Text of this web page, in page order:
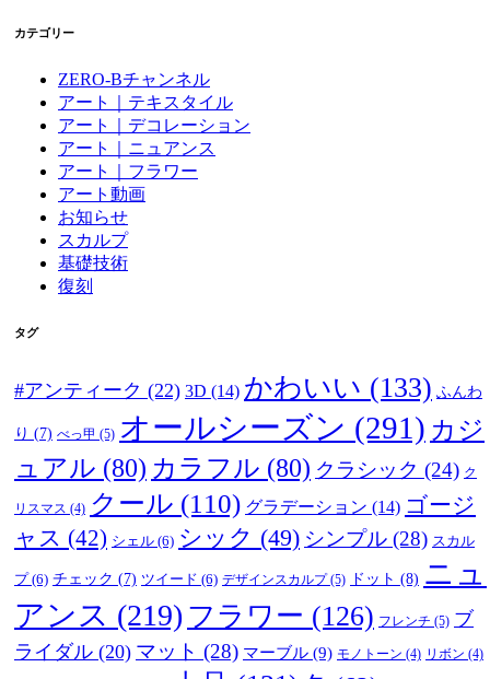
カテゴリー
ZERO-Bチャンネル
アート｜テキスタイル
アート｜デコレーション
アート｜ニュアンス
アート｜フラワー
アート動画
お知らせ
スカルプ
基礎技術
復刻
タグ
#アンティーク (22) 3D (14) かわいい (133) ふんわ
り (7) べっ甲 (5) オールシーズン (291) カジ
ュアル (80) カラフル (80) クラシック (24) ク
リスマス (4) クール (110) グラデーション (14) ゴージ
ャス (42) シェル (6) シック (49) シンプル (28) スカル
プ(6) チェック (7) ツイード (6) デザインスカルプ(5) ドット (8) ニュ
アンス (219) フラワー (126) フレンチ (5) ブ
ライダル (20) マット (28) マーブル (9) モノトーン (4) リボン (4)